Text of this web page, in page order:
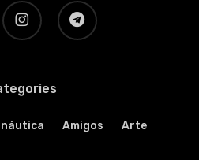
instagram telegram
Amigos Arte